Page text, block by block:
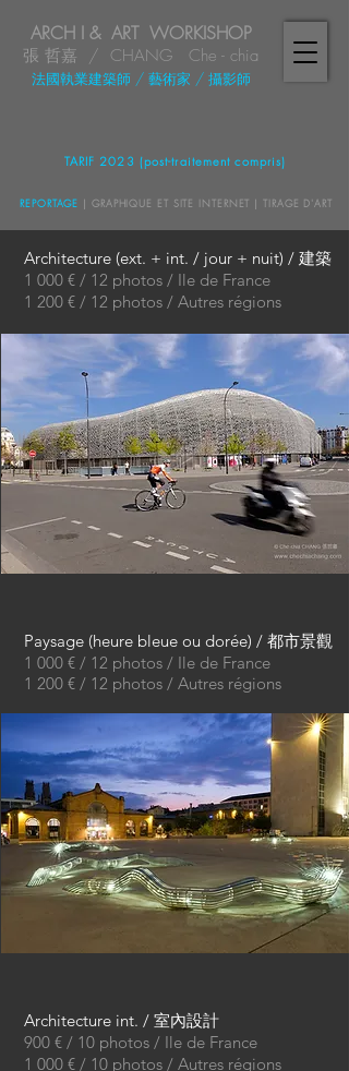
ARCH I & ART WORKISHOP
張 哲嘉 / CHANG Che - chia
法國執業建築師 / 藝術家 /攝影師
TARIF 2023 (post-traitement compris)
REPORTAGE | GRAPHIQUE ET SITE INTERNET | TIRAGE D'ART
Architecture (ext. + int. / jour + nuit) / 建築
1 000 € / 12 photos / Ile de France
1 200 € / 12 photos / Autres régions
Paysage (heure bleue ou dorée) / 都市景觀
1 000 € / 12 photos / Ile de France
1 200 € / 12 photos / Autres régions
Architecture int. / 室內設計
900 € / 10 photos / Ile de France
1 000 € / 10 photos / Autres régions